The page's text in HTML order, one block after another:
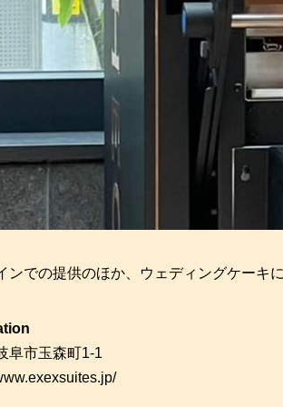
ンでの提供のほか、ウェディングケーキ
阜市玉森町1-1